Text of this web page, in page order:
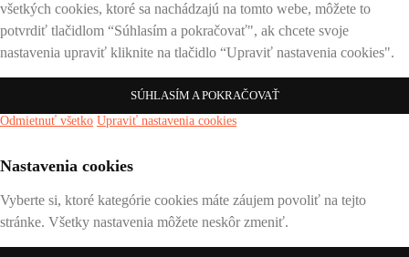
všetkých cookies, ktoré sa nachádzajú na tomto webe, môžete to
potvrdiť tlačidlom “Súhlasím a pokračovať", ak chcete svoje
nastavenia upraviť kliknite na tlačidlo “Upraviť nastavenia cookies".
SÚHLASÍM A POKRAČOVAŤ
Odmietnuť všetko Upraviť nastavenia cookies
Nastavenia cookies
Vyberte si, ktoré kategórie cookies máte záujem povoliť na tejto
stránke. Všetky nastavenia môžete neskôr zmeniť.